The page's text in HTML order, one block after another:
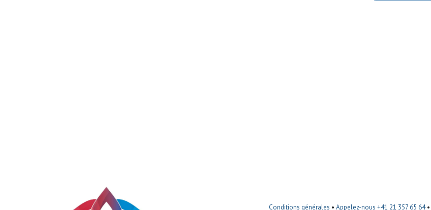
Conditions générales • Appelez-nous +41 21 357 65 64•